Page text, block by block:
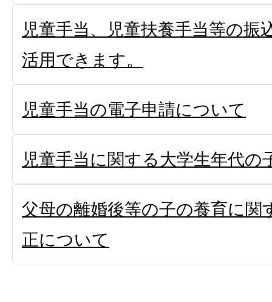
児童手当、児童扶養手当等の振
活用できます。
児童手当の電子申請について
児童手当に関する大学生年代の
父母の離婚後等の子の養育に関
正について